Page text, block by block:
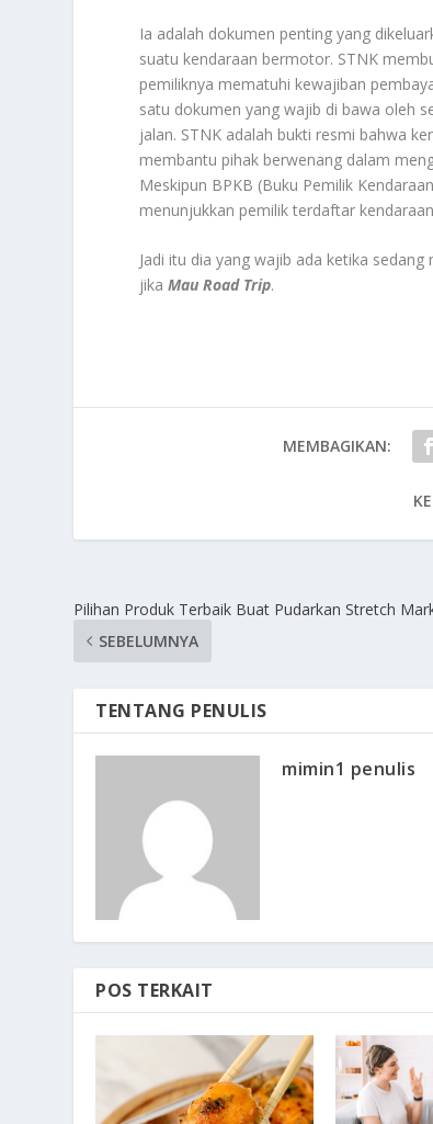
Ia adalah dokumen penting yang
suatu kendaraan bermotor. STNK
pemiliknya mematuhi kewajiban
satu dokumen yang wajib di bawa oleh
jalan. STNK adalah bukti resmi bahwa
membantu pihak berwenang dalam
Meskipun BPKB (Buku Pemilik
menunjukkan pemilik terdaftar
Jadi itu dia yang wajib ada ketika
jikaMau Road Trip.
MEMBAGIKAN:
Pilihan Produk Terbaik Buat Pudarkan Stretch
SEBELUMNYA
TENTANG PENULIS
mimin1 penulis
POS TERKAIT